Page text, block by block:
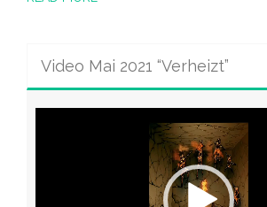
Video Mai 2021 “Verheizt”